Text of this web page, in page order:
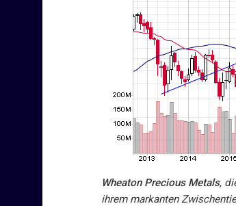
Wheaton Precious Metals,
ihrem markanten